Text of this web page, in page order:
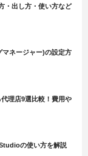
・出し方・使い方など
マネージャー)の設定方
理店9選比較！費用や
の使い方を解説